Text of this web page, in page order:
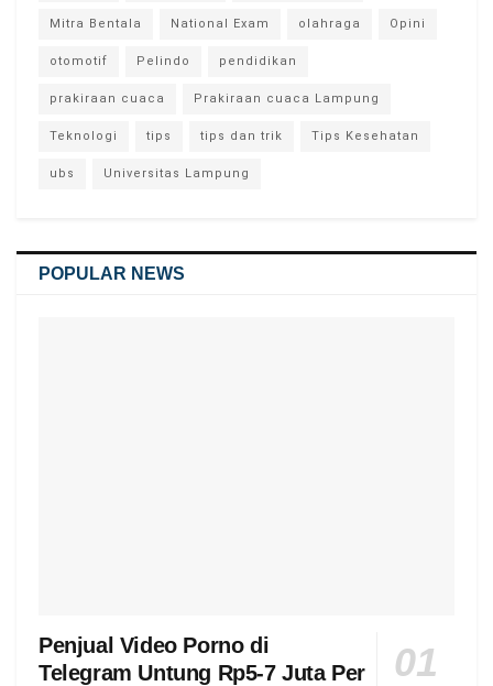
Mitra Bentala National Exam olahraga Opini
otomotif Pelindo pendidikan
prakiraan cuaca Prakiraan cuaca Lampung
Teknologi tips tips dan trik Tips Kesehatan
ubs Universitas Lampung
POPULAR NEWS
Penjual Video Porno di
Telegram Untung Rp5-7 Juta Per